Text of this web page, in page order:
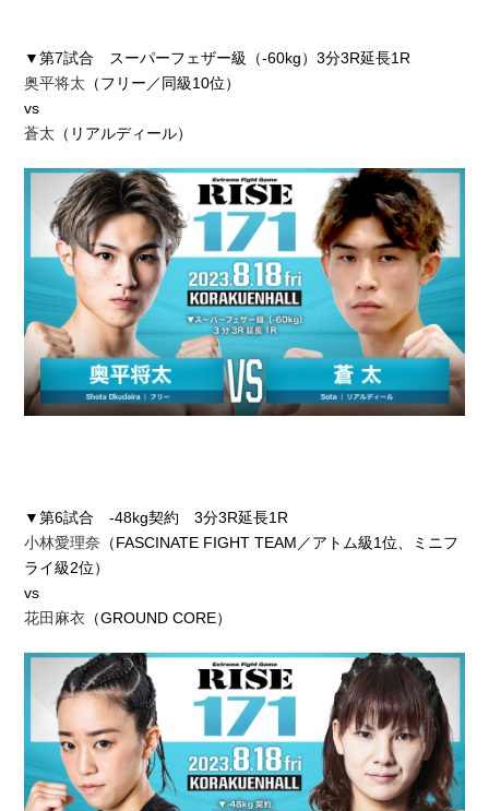
▼第7試合 スーパーフェザー級（-60kg）3分3R延長1R
奥平将太 （フリー／同級10位）
vs
蒼太 （リアルディール）
▼第6試合 -48kg契約 3分3R延長1R
小林愛理奈 （FASCINATE FIGHT TEAM／アトム級1位、ミニフ
ライ級2位）
vs
花田麻衣 （GROUND CORE）